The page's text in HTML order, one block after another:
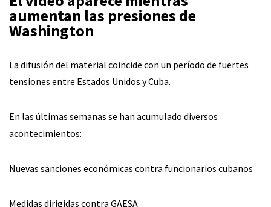
aumentan las presiones de
Washington
La difusión del material coincide con un período de fuertes
tensiones entre Estados Unidos y Cuba.
En las últimas semanas se han acumulado diversos
acontecimientos:
Nuevas sanciones económicas contra funcionarios cubanos
Medidas dirigidas contra GAESA